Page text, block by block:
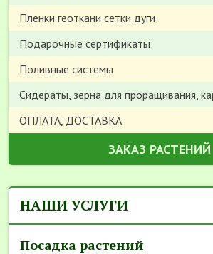
Пленки геоткани сетки дуги
Подарочные сертификаты
Поливные системы
Сидераты, зерна для проращивания,
ОПЛАТА, ДОСТАВКА
ЗАКАЗ РАСТЕНИЙ
НАШИ УСЛУГИ
Посадка растений